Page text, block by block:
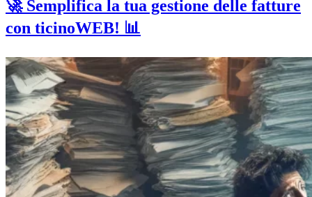
🚀 Semplifica la tua gestione delle fatture
con ticinoWEB! 📊